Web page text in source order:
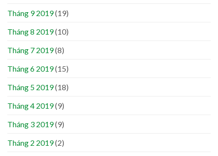
Tháng 9 2019(19)
Tháng 8 2019(10)
Tháng 7 2019(8)
Tháng 6 2019(15)
Tháng 5 2019(18)
Tháng 4 2019(9)
Tháng 3 2019(9)
Tháng 2 2019(2)